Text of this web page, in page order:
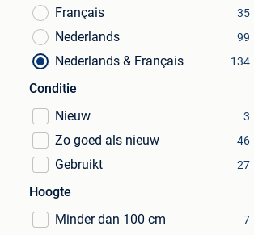
Français
35
Nederlands 99
Nederlands & Français 134
Conditie
Nieuw
3
Zo goed als nieuw 46
Gebruikt 27
Hoogte
Minder dan 100 cm
7